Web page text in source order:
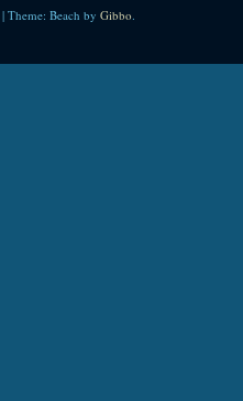
| Theme: Beach by Gibbo.